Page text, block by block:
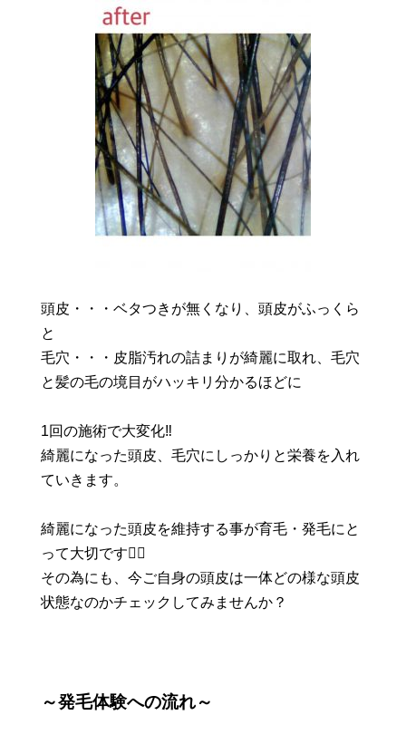
頭皮・・・ベタつきが無くなり、頭皮がふっくら
と
毛穴・・・皮脂汚れの詰まりが綺麗に取れ、毛穴
と髪の毛の境目がハッキリ分かるほどに
1回の施術で大変化‼️
綺麗になった頭皮、毛穴にしっかりと栄養を入れ
ていきます。
綺麗になった頭皮を維持する事が育毛・発毛にと
って大切です👆🏼
その為にも、今ご自身の頭皮は一体どの様な頭皮
状態なのかチェックしてみませんか？
～発毛体験への流れ～